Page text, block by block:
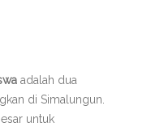
adalah dua
di Simalungun.
untuk